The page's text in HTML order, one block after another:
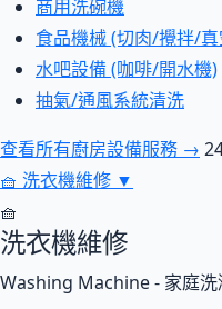
商用洗碗機
食品機械 (切肉/攪拌/
水吧設備 (咖啡/開水機)
抽氣/通風系統清洗
查看所有廚房設備服務 →
🧺 洗衣機維修 ▼
🧺
洗衣機維修
Washing Machine - 家庭洗